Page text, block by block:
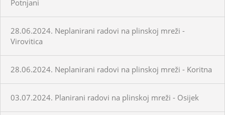
Potnjani
28.06.2024. Neplanirani radovi na plinskoj mreži -
Virovitica
28.06.2024. Neplanirani radovi na plinskoj mreži - Koritna
03.07.2024. Planirani radovi na plinskoj mreži - Osijek